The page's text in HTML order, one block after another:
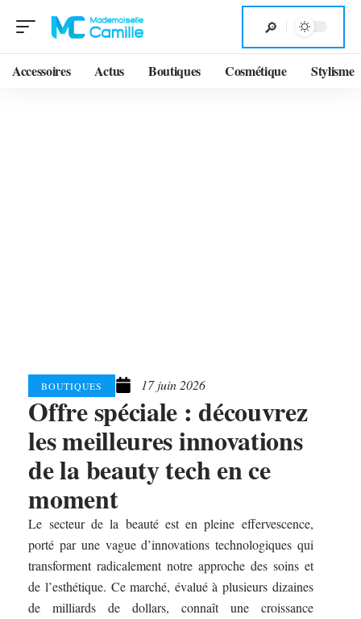
Accessoires Actus Boutiques Cosmétique Stylisme
BOUTIQUES 17 juin 2026
Offre spéciale : découvrez
les meilleures innovations
de la beauty tech en ce
moment
Le secteur de la beauté est en pleine effervescence,
porté par une vague d’innovations technologiques qui
transforment radicalement notre approche des soins et
de l’esthétique. Ce marché, évalué à plusieurs dizaines
de milliards de dollars, connaît une croissance